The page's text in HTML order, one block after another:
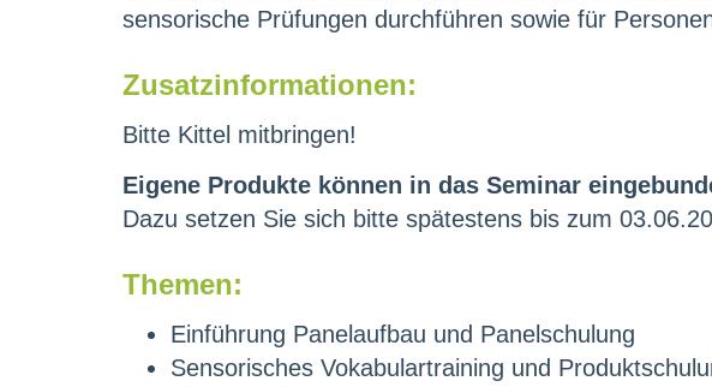
sensorische Prüfungen durchführen sowie für
Zusatzinformationen:
Bitte Kittel mitbringen!
Eigene Produkte können in das Seminar
Dazu setzen Sie sich bitte spätestens bis zum
Themen:
Einführung Panelaufbau und Panelschulung
Sensorisches Vokabulartraining und